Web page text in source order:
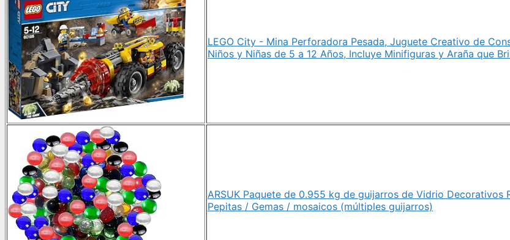
LEGO City - Mina Perforadora Pesada, Juguete Creativo de
Niños y Niñas de 5 a 12 Años, Incluye Minifiguras y Araña que
ARSUK Paquete de 0.955 kg de guijarros de Vidrio Decorativos
Pepitas / Gemas / mosaicos (múltiples guijarros)